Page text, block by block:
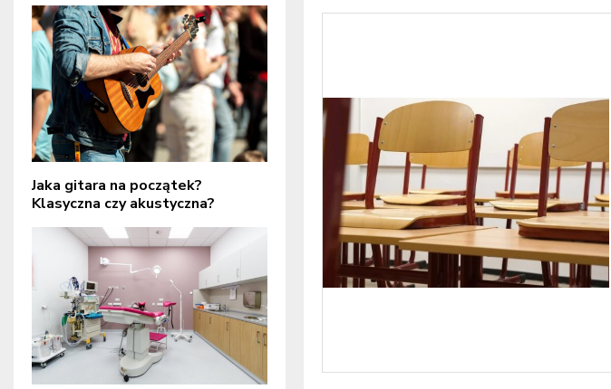
Jaka gitara na początek?
Klasyczna czy akustyczna?